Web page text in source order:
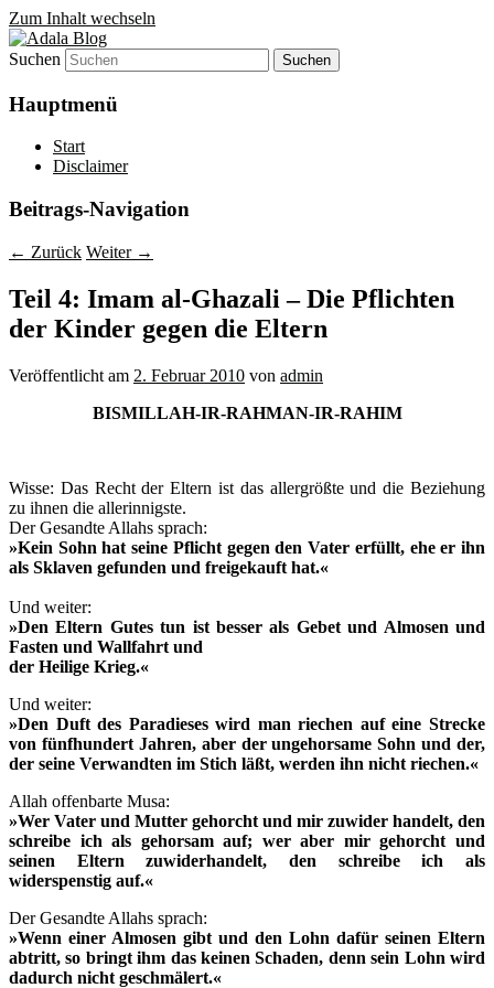
Zum Inhalt wechseln
Adala Blog
Denn die Gerechtigkeit ist die Grundlage
von allem!
Suchen
Hauptmenü
Start
Disclaimer
Beitrags-Navigation
← Zurück Weiter →
Teil 4: Imam al-Ghazali – Die Pflichten
der Kinder gegen die Eltern
Veröffentlicht am 2. Februar 2010 von admin
BISMILLAH-IR-RAHMAN-IR-RAHIM
Wisse: Das Recht der Eltern ist das allergrößte und die Beziehung
zu ihnen die allerinnigste.
Der Gesandte Allahs sprach:
»Kein Sohn hat seine Pflicht gegen den Vater erfüllt, ehe er ihn
als Sklaven gefunden und freigekauft hat.«
Und weiter:
»Den Eltern Gutes tun ist besser als Gebet und Almosen und
Fasten und Wallfahrt und
der Heilige Krieg.«
Und weiter:
»Den Duft des Paradieses wird man riechen auf eine Strecke
von fünfhundert Jahren, aber der ungehorsame Sohn und der,
der seine Verwandten im Stich läßt, werden ihn nicht riechen.«
Allah offenbarte Musa:
»Wer Vater und Mutter gehorcht und mir zuwider handelt, den
schreibe ich als gehorsam auf; wer aber mir gehorcht und
seinen Eltern zuwiderhandelt, den schreibe ich als
widerspenstig auf.«
Der Gesandte Allahs sprach:
»Wenn einer Almosen gibt und den Lohn dafür seinen Eltern
abtritt, so bringt ihm das keinen Schaden, denn sein Lohn wird
dadurch nicht geschmälert.«